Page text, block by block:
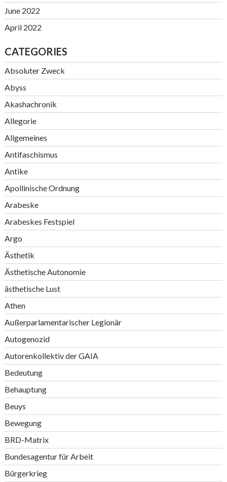
June 2022
April 2022
CATEGORIES
Absoluter Zweck
Abyss
Akashachronik
Allegorie
Allgemeines
Antifaschismus
Antike
Apollinische Ordnung
Arabeske
Arabeskes Festspiel
Argo
Ästhetik
Ästhetische Autonomie
ästhetische Lust
Athen
Außerparlamentarischer Legionär
Autogenozid
Autorenkollektiv der GAIA
Bedeutung
Behauptung
Beuys
Bewegung
BRD-Matrix
Bundesagentur für Arbeit
Bürgerkrieg